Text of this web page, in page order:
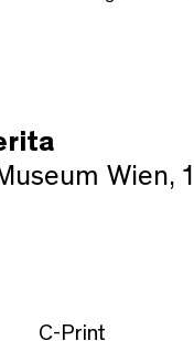
Wien,
C-Print